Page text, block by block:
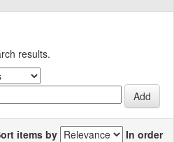
results.
items by
In order